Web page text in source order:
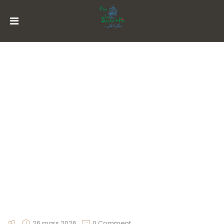
MENU